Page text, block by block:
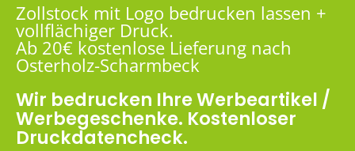
Zollstock mit Logo bedrucken lassen +
vollflächiger Druck.
Ab 20€ kostenlose Lieferung nach
Osterholz-Scharmbeck
Wir bedrucken Ihre Werbeartikel /
Werbegeschenke. Kostenloser
Druckdatencheck.